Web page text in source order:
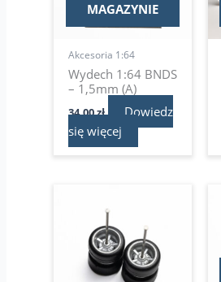
MAGAZYNIE
Akcesoria 1:64
Wydech 1:64 BNDS
– 1,5mm (A)
34,00zł
Dowiedz
się więcej
do
14,00 zł
ma
wiele
wariantów.